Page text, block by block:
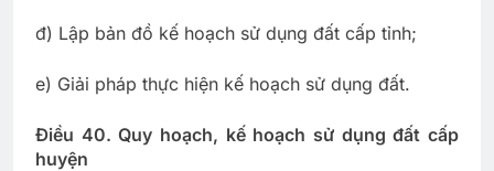
đ) Lập bản đồ kế hoạch sử dụng đất cấp tỉnh;
e) Giải pháp thực hiện kế hoạch sử dụng đất.
Điều 40. Quy hoạch, kế hoạch sử dụng đất cấp
huyện